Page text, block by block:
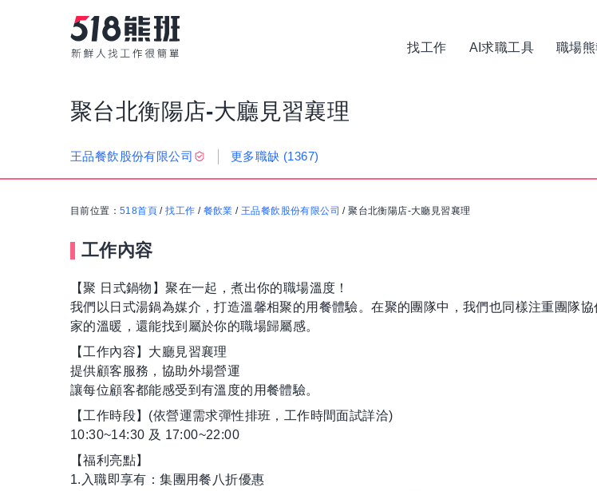
找工作 AI求職工具 職場熊
聚台北衡陽店-大廳見習襄理
王品餐飲股份有限公司 更多職缺 (1367)
目前位置： 518首頁 /找工作 / 餐飲業 / 王品餐飲股份有限公司 /聚台北衡陽店-大廳見習襄理
工作內容
【聚 日式鍋物】聚在一起，煮出你的職場溫度！
我們以日式湯鍋為媒介，打造溫馨相聚的用餐體驗。在聚的團隊中，我們也同樣注重團隊
家的溫暖，還能找到屬於你的職場歸屬感。
【工作內容】大廳見習襄理
提供顧客服務，協助外場營運
讓每位顧客都能感受到有溫度的用餐體驗。
【工作時段】(依營運需求彈性排班，工作時間面試詳洽)
10:30~14:30 及 17:00~22:00
【福利亮點】
1.入職即享有：集團用餐八折優惠